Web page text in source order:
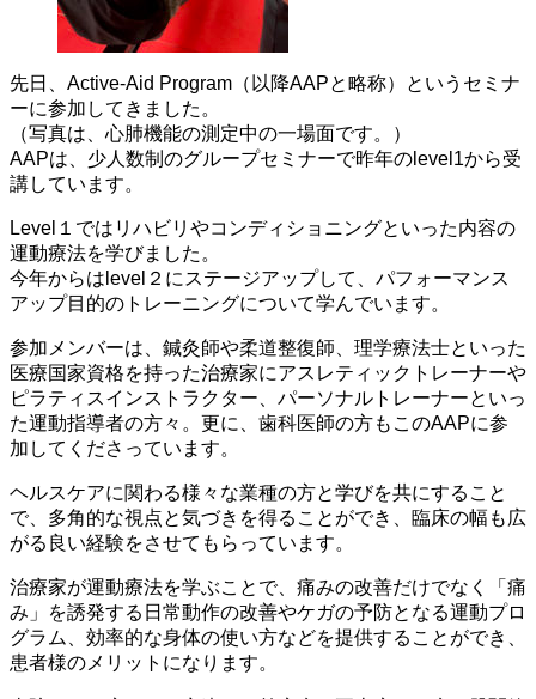
先日、Active-Aid Program（以降AAPと略称）というセミナ
ーに参加してきました。
（写真は、心肺機能の測定中の一場面です。）
AAPは、少人数制のグループセミナーで昨年のlevel1から受
講しています。
Level１ではリハビリやコンディショニングといった内容の
運動療法を学びました。
今年からはlevel２にステージアップして、パフォーマンス
アップ目的のトレーニングについて学んでいます。
参加メンバーは、鍼灸師や柔道整復師、理学療法士といった
医療国家資格を持った治療家にアスレティックトレーナーや
ピラティスインストラクター、パーソナルトレーナーといっ
た運動指導者の方々。更に、歯科医師の方もこのAAPに参
加してくださっています。
ヘルスケアに関わる様々な業種の方と学びを共にすること
で、多角的な視点と気づきを得ることができ、臨床の幅も広
がる良い経験をさせてもらっています。
治療家が運動療法を学ぶことで、痛みの改善だけでなく「痛
み」を誘発する日常動作の改善やケガの予防となる運動プロ
グラム、効率的な身体の使い方などを提供することができ、
患者様のメリットになります。